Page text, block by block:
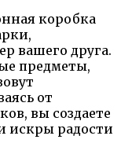
коробка
вашего друга.
предметы,
от
вы создаете
искры радости